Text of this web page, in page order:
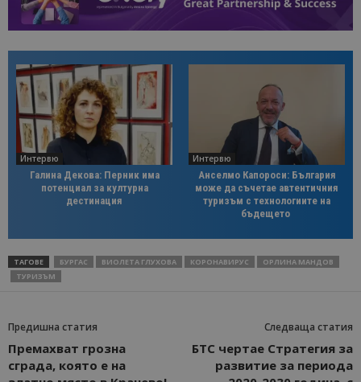
Интервю
Галина Декова: Перник има
потенциал за културна
дестинация
Интервю
Анселмо Капороси: България
може да съчетае автентичния
туризъм с технологиите на
бъдещето
ТАГОВЕ БУРГАС ВИОЛЕТА ГЛУХОВА КОРОНАВИРУС
ОРЛИНА МАНДОВ
ТУРИЗЪМ
Предишна статия
Премахват грозна
сграда, която е на
Следваща статия
БТС чертае Стратегия за
развитие за периода